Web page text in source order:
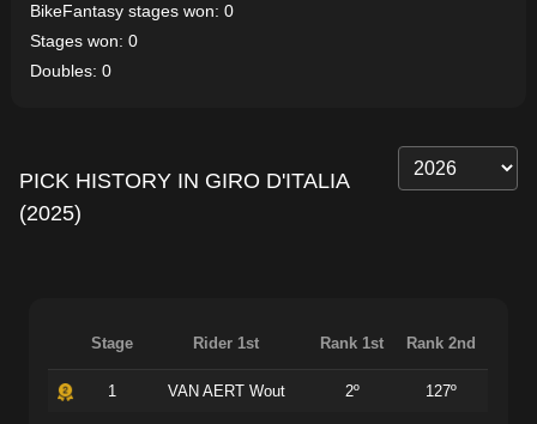
BikeFantasy stages won: 0
Stages won: 0
Doubles: 0
PICK HISTORY IN GIRO D'ITALIA
(2025)
Stage Rider 1st Rank 1st Rank 2nd
1 VAN AERT Wout 2º 127º